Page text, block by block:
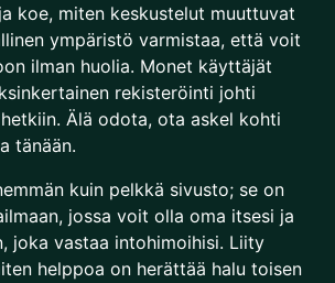
koe, miten keskustelut muuttuvat
ympäristö varmistaa, että voit
ilman huolia. Monet käyttäjät
rekisteröinti johti
Älä odota, ota askel kohti
tänään.
kuin pelkkä sivusto; se on
jossa voit olla oma itsesi ja
joka vastaa intohimoihisi. Liity
helppoa on herättää halu toisen